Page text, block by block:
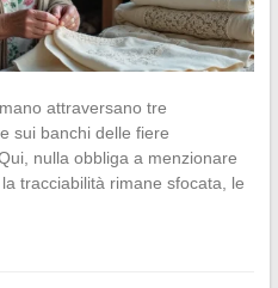
attraversano tre
sui banchi delle fiere
nulla obbliga a menzionare
tracciabilità rimane sfocata, le